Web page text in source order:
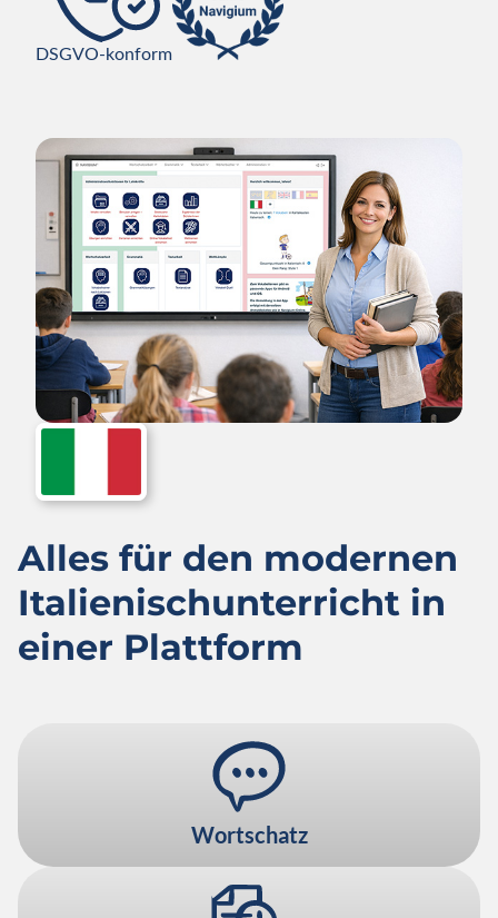
DSGVO-konform
Alles für den modernen
Italienisch­unterricht in
einer Plattform
Wortschatz